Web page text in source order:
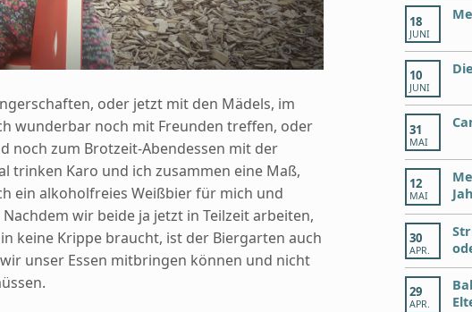
oder jetzt mit den Mädels, im
wunderbar noch mit Freunden treffen, oder
noch zum Brotzeit-Abendessen mit der
trinken Karo und ich zusammen eine Maß,
ein alkoholfreies Weißbier für mich und
wir beide ja jetzt in Teilzeit arbeiten,
keine Krippe braucht, ist der Biergarten auch
unser Essen mitbringen können und nicht
18
JUNI
10
JUNI
31
MAI
12
MAI
30
APR.
29
APR.